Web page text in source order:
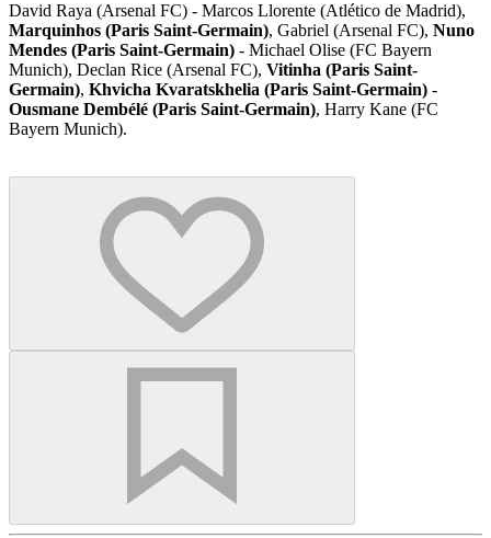
David Raya (Arsenal FC) - Marcos Llorente (Atlético de Madrid),
Marquinhos (Paris Saint-Germain), Gabriel (Arsenal FC), Nuno
Mendes (Paris Saint-Germain) - Michael Olise (FC Bayern
Munich), Declan Rice (Arsenal FC), Vitinha (Paris Saint-
Germain), Khvicha Kvaratskhelia (Paris Saint-Germain) -
Ousmane Dembélé (Paris Saint-Germain), Harry Kane (FC
Bayern Munich).